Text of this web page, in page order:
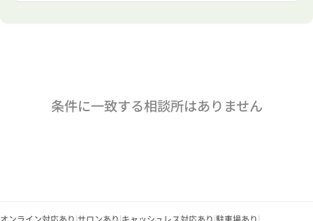
条件に一致する相談所はありません
オンライン対応あり|サロンあり|キャッシュレス対応あり|駐車場あり|